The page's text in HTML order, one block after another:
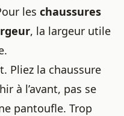
les chaussures
, la largeur utile
Pliez la chaussure
à l’avant, pas se
pantoufle. Trop